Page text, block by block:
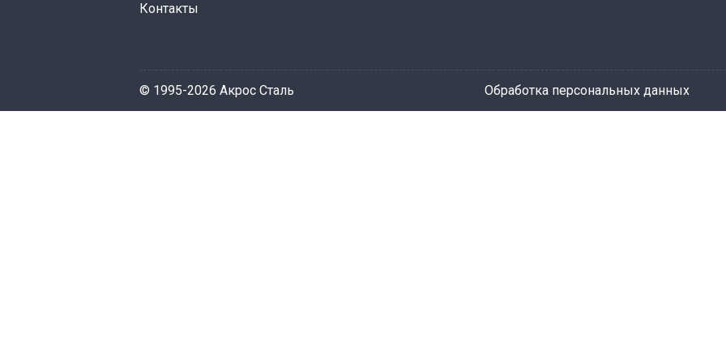
Контакты
© 1995-2026 Акрос Сталь Обработка персональных данных